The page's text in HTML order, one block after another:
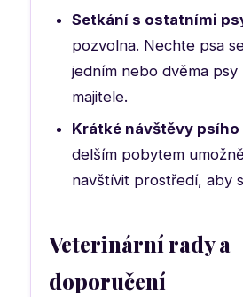
Setkání s ostatními
pozvolna. Nechte psa
jedním nebo dvěma
majitele.
Krátké návštěvy
delším pobytem
navštívit prostředí, aby
Veterinární rady a
doporučení